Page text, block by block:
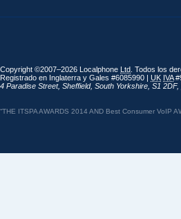
Copyright ©2007–2026 Localphone Ltd . Todos los
Registrado en Inglaterra y Gales #6085990 | UK IVA
4 Paradise Street, Sheffield, South Yorkshire S1 2DF,
“THE ITSPA AWARDS 2014 AND Best Consumer VoIP